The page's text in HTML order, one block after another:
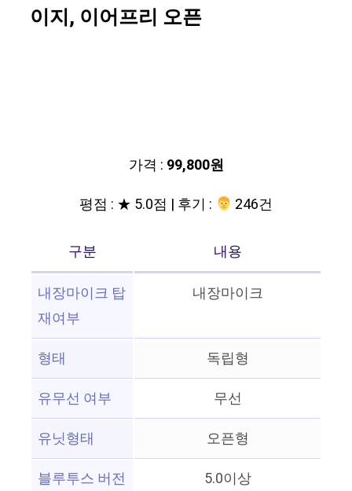
이지, 이어프리 오픈
가격 : 99,800원
평점 : ★ 5.0점 | 후기 :
‍‍ 246건
구분
내용
내장마이크 탑
재여부
내장마이크
형태
독립형
유무선 여부
무선
유닛형태
오픈형
블루투스 버전
5.0이상